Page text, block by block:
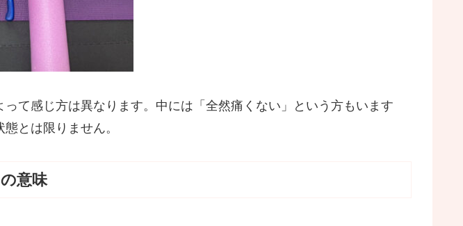
て感じ方は異なります。中には「全然痛くない」という方もいます
とは限りません。
意味